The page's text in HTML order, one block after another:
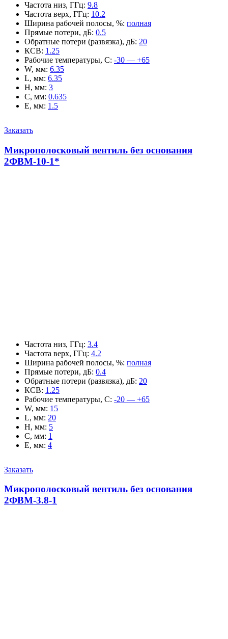
Частота низ, ГГц: 9.8
Частота верх, ГГц: 10.2
Ширина рабочей полосы, %: полная
Прямые потери, дБ: 0.5
Обратные потери (развязка), дБ: 20
КСВ: 1.25
Рабочие температуры, С: -30 — +65
W, мм: 6.35
L, мм: 6.35
H, мм: 3
C, мм: 0.635
E, мм: 1.5
Заказать
Микрополосковый вентиль без основания
2ФВМ-10-1*
Частота низ, ГГц: 3.4
Частота верх, ГГц: 4.2
Ширина рабочей полосы, %: полная
Прямые потери, дБ: 0.4
Обратные потери (развязка), дБ: 20
КСВ: 1.25
Рабочие температуры, С: -20 — +65
W, мм: 15
L, мм: 20
H, мм: 5
C, мм: 1
E, мм: 4
Заказать
Микрополосковый вентиль без основания
2ФВМ-3.8-1